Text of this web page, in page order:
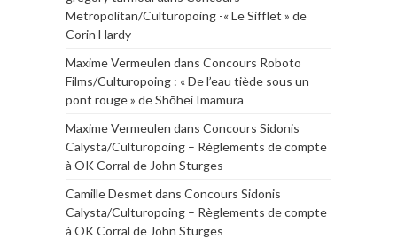
Metropolitan/Culturopoing -« Le Sifflet » de
Corin Hardy
Maxime Vermeulen dans Concours Roboto
Films/Culturopoing : « De l’eau tiède sous un
pont rouge » de Shōhei Imamura
Maxime Vermeulen dans Concours Sidonis
Calysta/Culturopoing – Règlements de compte
à OK Corral de John Sturges
Camille Desmet dans Concours Sidonis
Calysta/Culturopoing – Règlements de compte
à OK Corral de John Sturges